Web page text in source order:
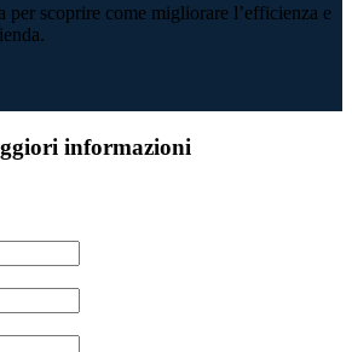
per scoprire come migliorare l’efficienza e
informazioni